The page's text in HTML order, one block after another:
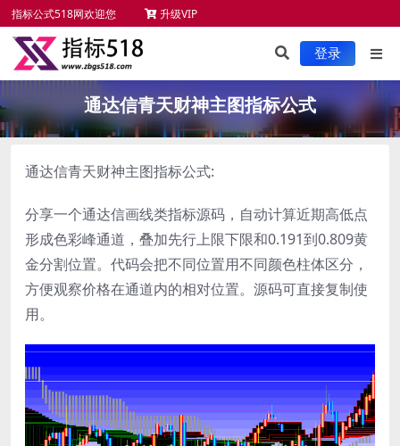
指标公式518网欢迎您
升级VIP
未来函数检测
服务项目 指标安装
登录
通达信青天财神主图指标公式
通达信青天财神主图指标公式:
分享一个通达信画线类指标源码，自动计算近期高低点
形成色彩峰通道，叠加先行上限下限和0.191到0.809黄
金分割位置。代码会把不同位置用不同颜色柱体区分，
方便观察价格在通道内的相对位置。源码可直接复制使
用。